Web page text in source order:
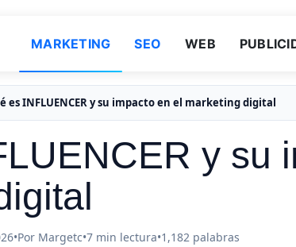
MARKETING SEO WEB
es INFLUENCER y su impacto en el marketing digital
y su
•Por Margetc•7 min lectura•1,182 palabras